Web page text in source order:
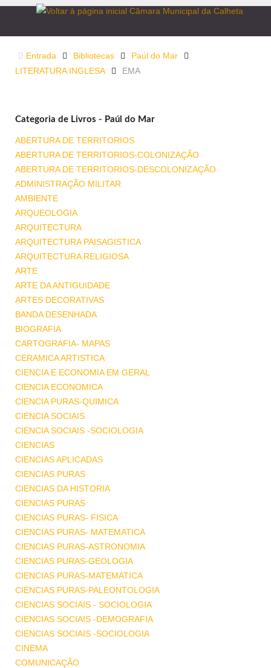
Entrada Bibliotecas
Paúl do Mar
LITERATURA INGLESA
EMA
Categoria de Livros - Paúl do Mar
ABERTURA DE TERRITORIOS
ABERTURA DE TERRITORIOS-COLONIZAÇÃO
ABERTURA DE TERRITORIOS-DESCOLONIZAÇÃO
ADMINISTRAÇÃO MILITAR
AMBIENTE
ARQUEOLOGIA
ARQUITECTURA
ARQUITECTURA PAISAGISTICA
ARQUITECTURA RELIGIOSA
ARTE
ARTE DA ANTIGUIDADE
ARTES DECORATIVAS
BANDA DESENHADA
BIOGRAFIA
CARTOGRAFIA- MAPAS
CERAMICA ARTISTICA
CIENCIA E ECONOMIA EM GERAL
CIENCIA ECONOMICA
CIENCIA PURAS-QUIMICA
CIENCIA SOCIAIS
CIENCIA SOCIAIS -SOCIOLOGIA
CIENCIAS
CIENCIAS APLICADAS
CIENCIAS PURAS
CIENCIAS DA HISTORIA
CIENCIAS PURAS
CIENCIAS PURAS- FISICA
CIENCIAS PURAS- MATEMATICA
CIENCIAS PURAS-ASTRONOMIA
CIENCIAS PURAS-GEOLOGIA
CIENCIAS PURAS-MATEMATICA
CIENCIAS PURAS-PALEONTOLOGIA
CIENCIAS SOCIAIS - SOCIOLOGIA
CIENCIAS SOCIAIS -DEMOGRAFIA
CIENCIAS SOCIAIS -SOCIOLOGIA
CINEMA
COMUNICAÇÃO